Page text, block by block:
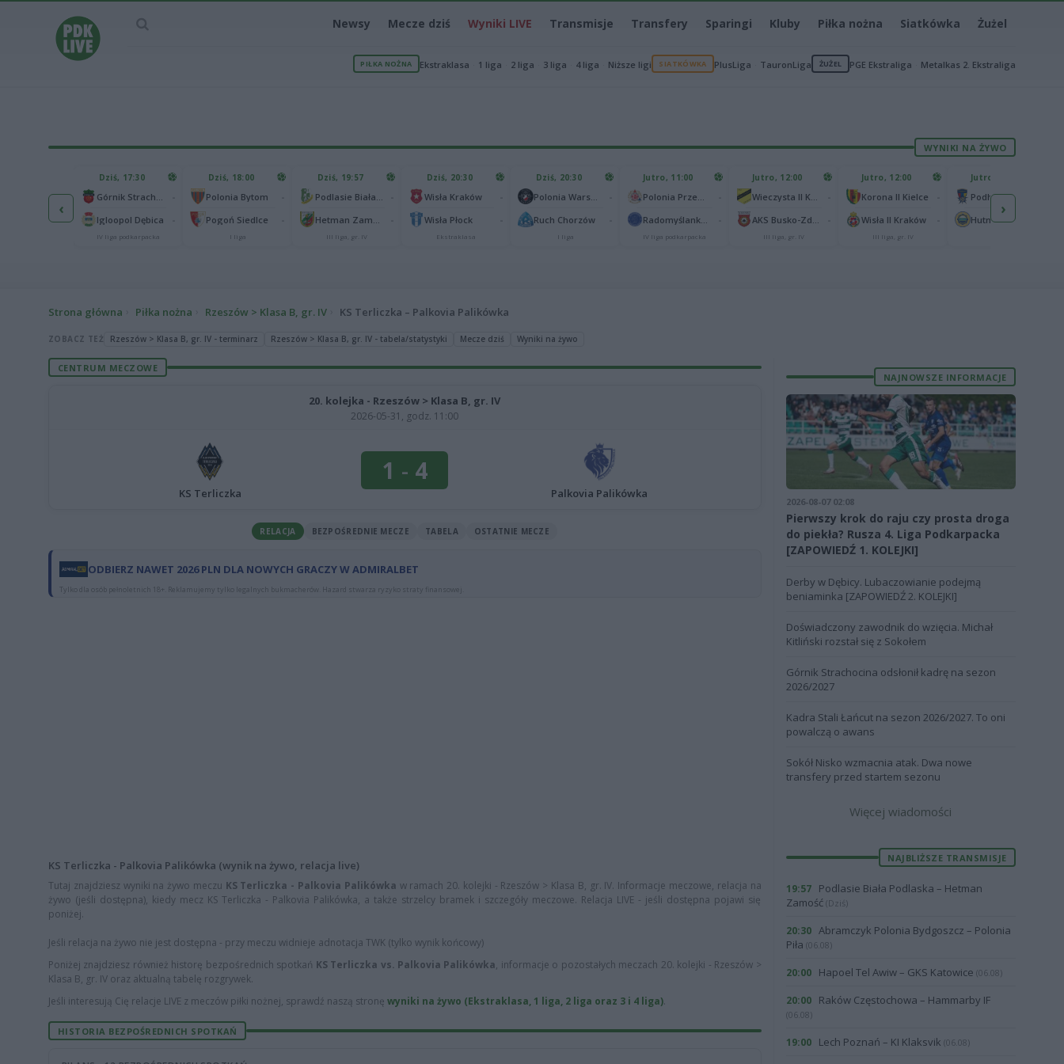
Newsy Mecze dziś Wyniki LIVE Transmisje Transfery Sparingi Kluby Piłka nożna Siatkówka Żużel
PIŁKA NOŻNA Ekstraklasa 1 liga 2 liga 3 liga 4 liga Niższe ligi SIATKÓWKA PlusLiga TauronLiga ŻUŻEL PGE Ekstraliga Metalkas 2. Ekstraliga
WYNIKI NA ŻYWO
‹
65
25
Dziś, 17:30
Igloopol Dębica
IV liga podkarpacka
Dziś, 18:00
Polonia Bytom
Pogoń Siedlce
I liga
Dziś, 19:57
III liga, gr. IV
Dziś, 20:30
Wisła Kraków
Wisła Płock
Ekstraklasa
Dziś, 20:30
Ruch Chorzów
I liga
Jutro, 11:00
IV liga podkarpacka
Jutro, 12:00
III liga, gr. IV
Jutro, 12:00
Korona II Kielce
Wisła II Kraków
III liga, gr. IV
Jutro, 13:00
Hutnik Kraków
›
Strona główna Piłka nożna Rzeszów > Klasa B, gr. IV KS Terliczka – Palkovia Palikówka
ZOBACZ TEŻ Rzeszów > Klasa B, gr. IV - terminarz Rzeszów > Klasa B, gr. IV - tabela/statystyki Mecze dziś Wyniki na żywo
CENTRUM MECZOWE
20. kolejka - Rzeszów > Klasa B, gr. IV
2026-05-31, godz. 11:00
KS Terliczka
1 - 4
Palkovia Palikówka
RELACJA BEZPOŚREDNIE MECZE TABELA OSTATNIE MECZE
ODBIERZ NAWET 2026 PLN DLA NOWYCH GRACZY W ADMIRALBET
Tylko dla osób pełnoletnich 18+. Reklamujemy tylko legalnych bukmacherów. Hazard stwarza ryzyko straty finansowej.
KS Terliczka - Palkovia Palikówka (wynik na żywo, relacja live)
Tutaj znajdziesz wyniki na żywo meczu KS Terliczka - Palkovia Palikówka w ramach 20. kolejki - Rzeszów > Klasa B, gr. IV. Informacje meczowe, relacja na
żywo (jeśli dostępna), kiedy mecz KS Terliczka - Palkovia Palikówka, a także strzelcy bramek i szczegóły meczowe. Relacja LIVE - jeśli dostępna pojawi się
poniżej.
Jeśli relacja na żywo nie jest dostępna - przy meczu widnieje adnotacja TWK (tylko wynik końcowy)
Poniżej znajdziesz również historę bezpośrednich spotkań KS Terliczka vs. Palkovia Palikówka, informacje o pozostałych meczach 20. kolejki - Rzeszów >
Klasa B, gr. IV oraz aktualną tabelę rozgrywek.
Jeśli interesują Cię relacje LIVE z meczów piłki nożnej, sprawdź naszą stronę wyniki na żywo (Ekstraklasa, 1 liga, 2 liga oraz 3 i 4 liga).
HISTORIA BEZPOŚREDNICH SPOTKAŃ
NAJNOWSZE INFORMACJE
2026-08-07 02:08
Pierwszy krok do raju czy prosta droga
do piekła? Rusza 4. Liga Podkarpacka
[ZAPOWIEDŹ 1. KOLEJKI]
Derby w Dębicy. Lubaczowianie podejmą
beniaminka [ZAPOWIEDŹ 2. KOLEJKI]
Doświadczony zawodnik do wzięcia. Michał
Kitliński rozstał się z Sokołem
Górnik Strachocina odsłonił kadrę na sezon
2026/2027
Kadra Stali Łańcut na sezon 2026/2027. To oni
powalczą o awans
Sokół Nisko wzmacnia atak. Dwa nowe
transfery przed startem sezonu
Więcej wiadomości
NAJBLIŻSZE TRANSMISJE
19:57
Podlasie Biała Podlaska – Hetman
Zamość (Dziś)
20:30 Abramczyk Polonia Bydgoszcz – Polonia
Piła (06.08)
20:00 Hapoel Tel Awiw – GKS Katowice (06.08)
20:00 Raków Częstochowa – Hammarby IF
(06.08)
19:00 Lech Poznań – KI Klaksvik (06.08)